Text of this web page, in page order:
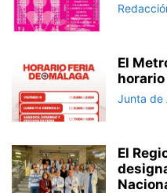
El
Junta de
El